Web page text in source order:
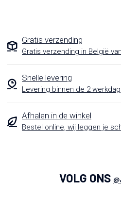
Gratis verzending
Gratis verzending in België
Snelle levering
Levering binnen de 2
Afhalen in de winkel
Bestel online, wij leggen je
VOLG ONS